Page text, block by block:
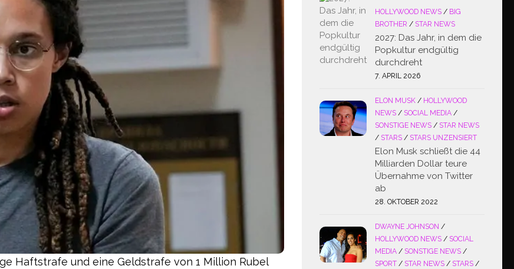
Haftstrafe und eine Geldstrafe von 1 Million Rubel
HOLLYWOOD NEWS / BIG
BROTHER / STAR NEWS
2027: Das Jahr, in dem die
Popkultur endgültig
durchdreht
7. APRIL 2026
ELON MUSK / HOLLYWOOD
NEWS / SOCIAL MEDIA /
SONSTIGE NEWS / STAR NEWS
/ STARS / STARS UNZENSIERT
Elon Musk schließt die 44
Milliarden Dollar teure
Übernahme von Twitter
ab
28. OKTOBER 2022
DWAYNE JOHNSON /
HOLLYWOOD NEWS / SOCIAL
MEDIA / SONSTIGE NEWS /
SPORT / STAR NEWS / STARS /